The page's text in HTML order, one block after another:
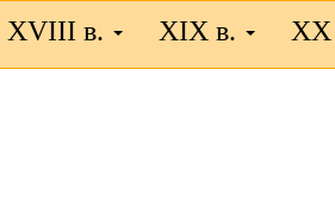
XVIII в. XIX в. XX